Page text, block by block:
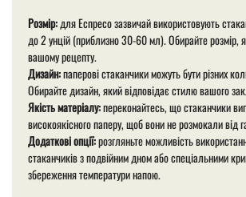
Розмір:для Еспресо зазвичай використовують
до 2 унцій (приблизно 30-60 мл). Обирайте розмір,
вашому рецепту.
Дизайн:паперові стаканчики можуть бути різних
Обирайте дизайн, який відповідає стилю вашого
Якість матеріалу:переконайтесь, що стаканчики
високоякісного паперу, щоб вони не розмокали від
Додаткові опції:розгляньте можливість
стаканчиків з подвійним дном або спеціальними
збереження температури напою.